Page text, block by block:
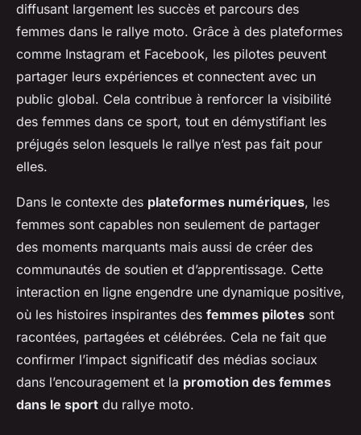
diffusant largement les succès et parcours des
femmes dans le rallye moto. Grâce à des plateformes
comme Instagram et Facebook, les pilotes peuvent
partager leurs expériences et connectent avec un
public global. Cela contribue à renforcer la visibilité
des femmes dans ce sport, tout en démystifiant les
préjugés selon lesquels le rallye n’est pas fait pour
elles.
Dans le contexte des plateformes numériques, les
femmes sont capables non seulement de partager
des moments marquants mais aussi de créer des
communautés de soutien et d’apprentissage. Cette
interaction en ligne engendre une dynamique positive,
où les histoires inspirantes des femmes pilotes sont
racontées, partagées et célébrées. Cela ne fait que
confirmer l’impact significatif des médias sociaux
dans l’encouragement et la promotion des femmes
dans le sport du rallye moto.